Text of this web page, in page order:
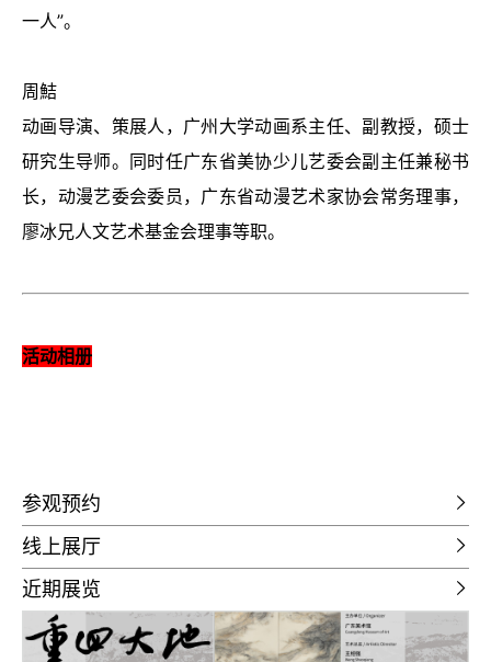
一人”。
周鮚
动画导演、策展人，广州大学动画系主任、副教授，硕士
研究生导师。同时任广东省美协少儿艺委会副主任兼秘书
长，动漫艺委会委员，广东省动漫艺术家协会常务理事，
廖冰兄人文艺术基金会理事等职。
活动相册
参观预约
线上展厅
近期展览